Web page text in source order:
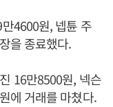
4600원, 넵튠 주
을 종료했다.
16만8500원, 넥슨
에 거래를 마쳤다.